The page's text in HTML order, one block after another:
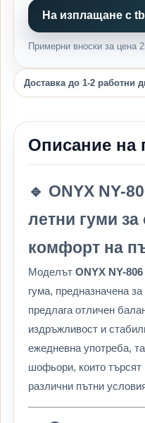
На изплащане с
Примерни вноски за цена
Доставка до 1-2 работни
Описание на
🔹 ONYX NY-
летни гуми за
комфорт на
Моделът ONYX NY-806
гума, предназначена
предлага отличен
издръжливост и
ежедневна употреба,
шофьори, които
различни пътни